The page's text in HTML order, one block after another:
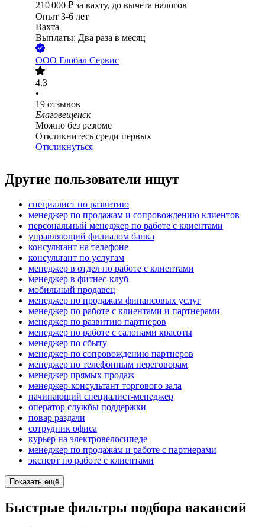
210 000 ₽ за вахту, до вычета налогов
Опыт 3-6 лет
Вахта
Выплаты: Два раза в месяц
ООО Глобал Сервис
4.3
•
19 отзывов
Благовещенск
Можно без резюме
Откликнитесь среди первых
Откликнуться
Другие пользователи ищут
специалист по развитию
менеджер по продажам и сопровождению клиентов
персональный менеджер по работе с клиентами
управляющий филиалом банка
консультант на телефоне
консультант по услугам
менеджер в отдел по работе с клиентами
менеджер в фитнес-клуб
мобильный продавец
менеджер по продажам финансовых услуг
менеджер по работе с клиентами и партнерами
менеджер по развитию партнеров
менеджер по работе с салонами красоты
менеджер по сбыту
менеджер по сопровождению партнеров
менеджер по телефонным переговорам
менеджер прямых продаж
менеджер-консультант торгового зала
начинающий специалист-менеджер
оператор службы поддержки
повар раздачи
сотрудник офиса
курьер на электровелосипеде
менеджер по продажам и работе с партнерами
эксперт по работе с клиентами
Показать ещё
Быстрые фильтры подбора вакансий